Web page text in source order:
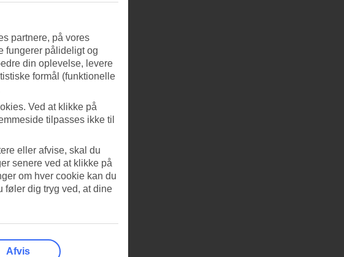
partnere, på vores
fungerer pålideligt og
din oplevelse, levere
formål (funktionelle
Ved at klikke på
tilpasses ikke til
eller afvise, skal du
senere ved at klikke på
om hver cookie kan du
føler dig tryg ved, at dine
Afvis